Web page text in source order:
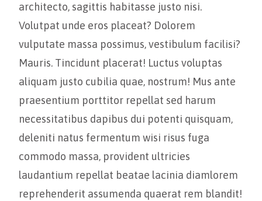
architecto, sagittis habitasse justo nisi.
Volutpat unde eros placeat? Dolorem
vulputate massa possimus, vestibulum facilisi?
Mauris. Tincidunt placerat! Luctus voluptas
aliquam justo cubilia quae, nostrum! Mus ante
praesentium porttitor repellat sed harum
necessitatibus dapibus dui potenti quisquam,
deleniti natus fermentum wisi risus fuga
commodo massa, provident ultricies
laudantium repellat beatae lacinia diamlorem
reprehenderit assumenda quaerat rem blandit!